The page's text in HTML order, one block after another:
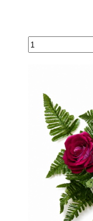
Mazzo
Fiori
con
anthurium
quantità